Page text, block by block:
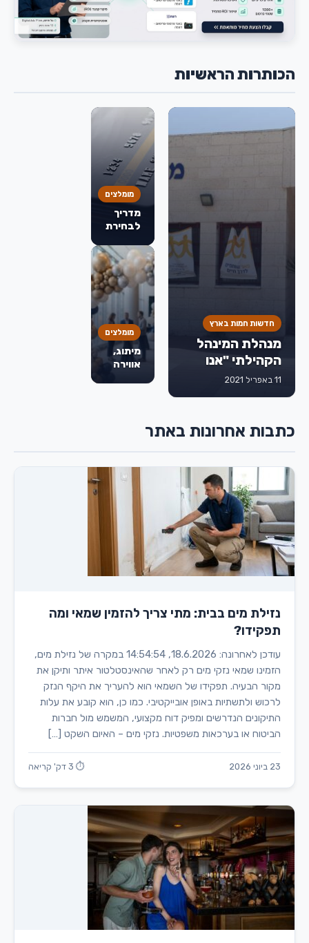
הכותרות הראשיות
חדשות חמות בארץ
מנהלת המינהל
הקהילתי "אנו
מודים לחברת
דואר ישראל
לתמוך בעובדים
בשוק העבודה"
11 באפריל 2021
מומלצים
מדריך
לבחירת
אשראי:
מה
באמת
חשוב
לפני
שמחליטים
מומלצים
מיתוג,
אווירה
כתבות אחרונות באתר
נזילת מים בבית: מתי צריך להזמין שמאי ומה
תפקידו?
עודכן לאחרונה: 18.6.2026, 14:54:54 במקרה של נזילת מים,
הזמינו שמאי נזקי מים רק לאחר שהאינסטלטור איתר ותיקן את
מקור הבעיה. תפקידו של השמאי הוא להעריך את היקף הנזק
לרכוש ולתשתיות באופן אובייקטיבי. כמו כן, הוא קובע את עלות
התיקונים הנדרשים ומפיק דוח מקצועי, המשמש מול חברות
הביטוח או בערכאות משפטיות. נזקי מים – האיום השקט […]
23 ביוני 2026 ⏱ 3 דק' קריאה